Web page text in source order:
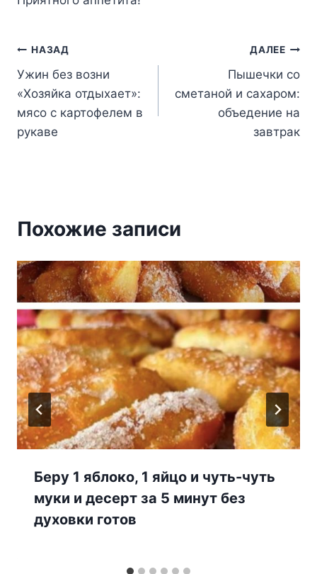
Навигация
по
записям
НАЗАД
Ужин без возни
«Хозяйка отдыхает»:
мясо с картофелем в
рукаве
ДАЛЕЕ
Пышечки со
сметаной и сахаром:
объедение на
завтрак
Похожие записи
Беру 1 яблоко, 1 яйцо и чуть-чуть
муки и десерт за 5 минут без
духовки готов